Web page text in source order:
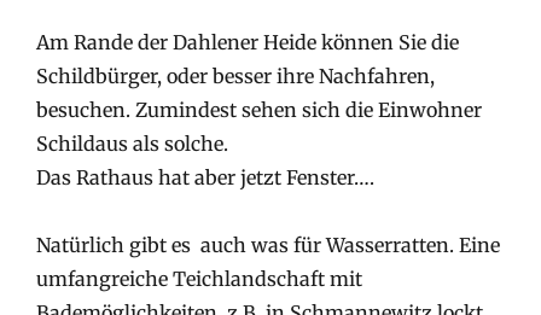
Am Rande der Dahlener Heide können Sie die
Schildbürger, oder besser ihre Nachfahren,
besuchen. Zumindest sehen sich die Einwohner
Schildaus als solche.
Das Rathaus hat aber jetzt Fenster….
Natürlich gibt es auch was für Wasserratten. Eine
umfangreiche Teichlandschaft mit